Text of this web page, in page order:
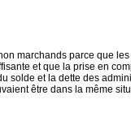
marchands parce que les
et que la prise en
solde et la dette des
être dans la même